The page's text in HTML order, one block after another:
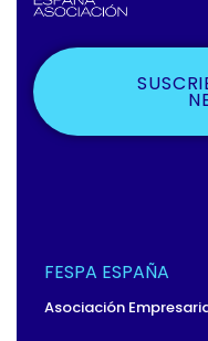
FESPA ESPAÑA
Asociación